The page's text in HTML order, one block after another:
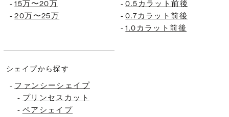
-15万〜20万
-20万〜25万
-0.5カラット前後
-0.7カラット前後
-1.0カラット前後
シェイプから探す
- ファンシーシェイプ
- プリンセスカット
- ペアシェイプ